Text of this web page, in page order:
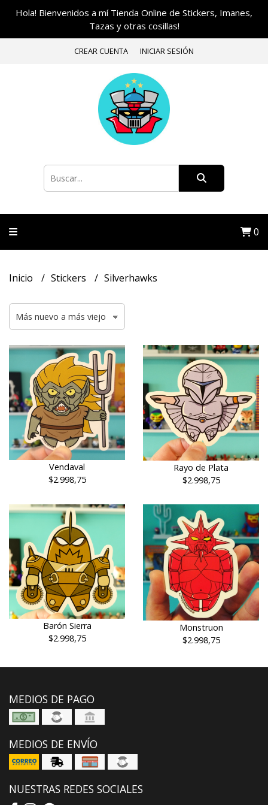
Hola! Bienvenidos a mí Tienda Online de Stickers, Imanes,
Tazas y otras cosillas!
CREAR CUENTA INICIAR SESIÓN
0
Inicio Stickers Silverhawks
Vendaval
$2.998,75
Rayo de Plata
$2.998,75
Barón Sierra
$2.998,75
Monstruon
$2.998,75
MEDIOS DE PAGO
MEDIOS DE ENVÍO
NUESTRAS REDES SOCIALES